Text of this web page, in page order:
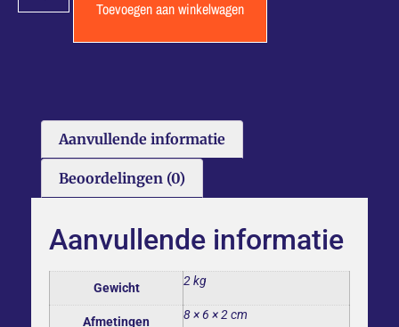
Toevoegen aan winkelwagen
Aanvullende informatie
Beoordelingen (0)
Aanvullende informatie
Gewicht 2 kg
Afmetingen 8 × 6 × 2 cm